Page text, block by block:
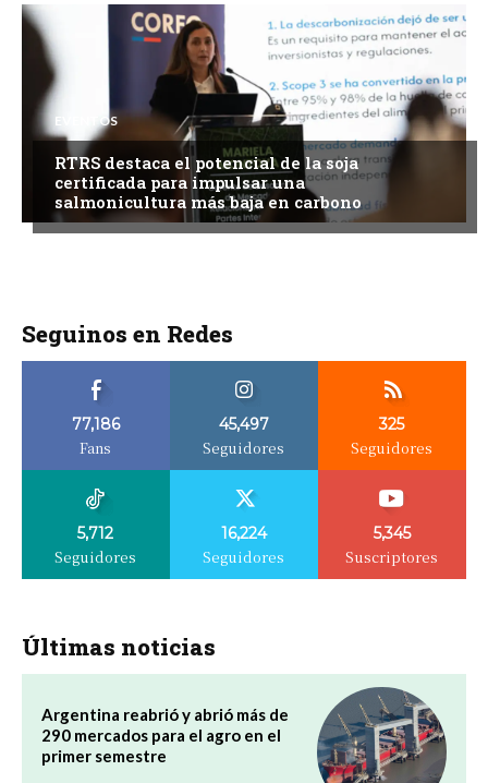
EVENTOS
RTRS destaca el potencial de la soja
certificada para impulsar una
salmonicultura más baja en carbono
Seguinos en Redes
77,186
Fans
45,497
Seguidores
325
Seguidores
5,712
Seguidores
16,224
Seguidores
5,345
Suscriptores
Últimas noticias
Argentina reabrió y abrió más de
290 mercados para el agro en el
primer semestre